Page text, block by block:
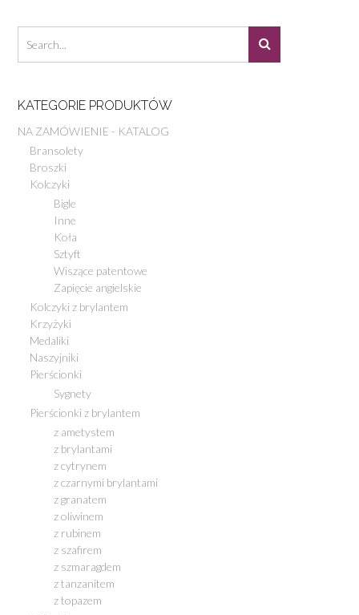
KATEGORIE PRODUKTÓW
NA ZAMÓWIENIE - KATALOG
Bransolety
Broszki
Kolczyki
Bigle
Inne
Koła
Sztyft
Wiszące patentowe
Zapięcie angielskie
Kolczyki z brylantem
Krzyżyki
Medaliki
Naszyjniki
Pierścionki
Sygnety
Pierścionki z brylantem
z ametystem
z brylantami
z cytrynem
z czarnymi brylantami
z granatem
z oliwinem
z rubinem
z szafirem
z szmaragdem
z tanzanitem
z topazem